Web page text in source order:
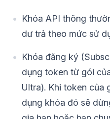
Khóa API thông
dư trả theo mức sử
Khóa đăng ký
dụng token từ gói
Ultra). Khi token của
dụng khóa đó sẽ